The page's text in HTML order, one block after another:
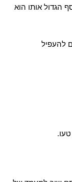
הגדול אותו הוא
להעפיל